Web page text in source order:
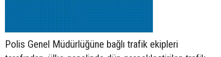
Polis Genel Müdürlüğüne bağlı trafik ekipleri